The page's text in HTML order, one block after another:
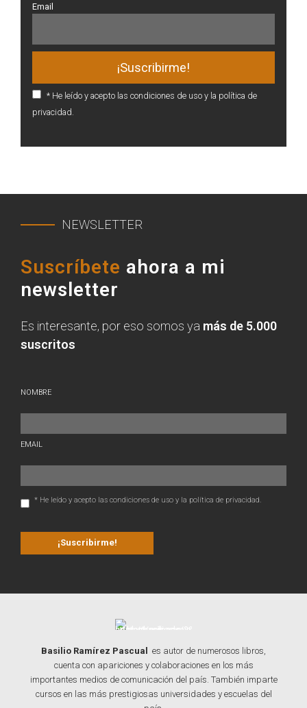
Email
* He leído y acepto las condiciones de uso y la política de
privacidad.
NEWSLETTER
Suscríbete ahora a mi
newsletter
Es interesante, por eso somos ya más de 5.000
suscritos
NOMBRE
EMAIL
* He leído y acepto las condiciones de uso y la política de privacidad.
Basilio Ramírez Pascual
es autor de numerosos libros,
cuenta con apariciones y colaboraciones en los más
importantes medios de comunicación del país. También imparte
cursos en las más prestigiosas universidades y escuelas del